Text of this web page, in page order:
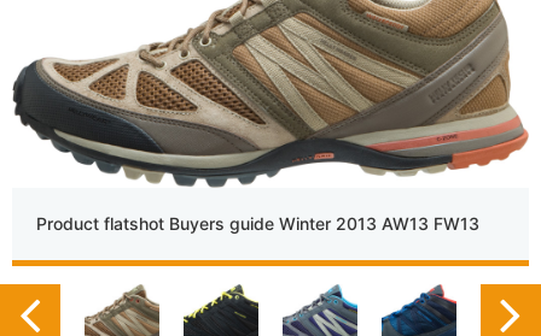
Product flatshot Buyers guide Winter 2013 AW13 FW13